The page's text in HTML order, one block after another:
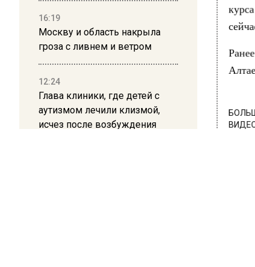
16:19
Москву и область накрыла
гроза с ливнем и ветром
12:24
Глава клиники, где детей с
аутизмом лечили клизмой,
исчез после возбуждения